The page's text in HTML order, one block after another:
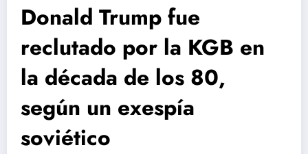
Donald Trump fue
reclutado por la KGB en
la década de los 80,
según un exespía
soviético